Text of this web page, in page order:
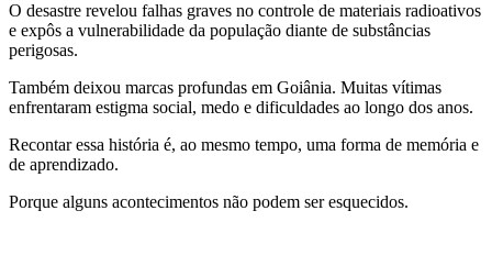
O desastre revelou falhas graves no controle de materiais radioativos
e expôs a vulnerabilidade da população diante de substâncias
perigosas.
Também deixou marcas profundas em Goiânia. Muitas vítimas
enfrentaram estigma social, medo e dificuldades ao longo dos anos.
Recontar essa história é, ao mesmo tempo, uma forma de memória e
de aprendizado.
Porque alguns acontecimentos não podem ser esquecidos.